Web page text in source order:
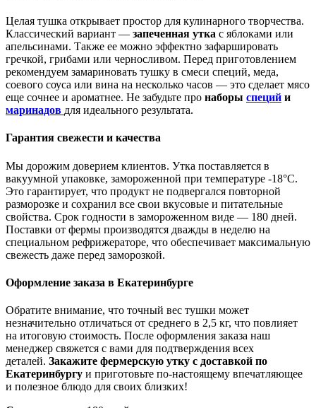
Целая тушка открывает простор для кулинарного творчества.
Классический вариант — запеченная утка с яблоками или
апельсинами. Также ее можно эффектно зафаршировать
гречкой, грибами или черносливом. Перед приготовлением
рекомендуем замариновать тушку в смеси специй, меда,
соевого соуса или вина на несколько часов — это сделает мясо
еще сочнее и ароматнее. Не забудьте про наборы специй и
маринадов для идеального результата.
Гарантия свежести и качества
Мы дорожим доверием клиентов. Утка поставляется в
вакуумной упаковке, замороженной при температуре -18°C.
Это гарантирует, что продукт не подвергался повторной
разморозке и сохранил все свои вкусовые и питательные
свойства. Срок годности в замороженном виде — 180 дней.
Поставки от фермы производятся дважды в неделю на
специальном рефрижераторе, что обеспечивает максимальную
свежесть даже перед заморозкой.
Оформление заказа в Екатеринбурге
Обратите внимание, что точный вес тушки может
незначительно отличаться от среднего в 2,5 кг, что повлияет
на итоговую стоимость. После оформления заказа наш
менеджер свяжется с вами для подтверждения всех
деталей. Закажите фермерскую утку с доставкой по
Екатеринбургу и приготовьте по-настоящему впечатляющее
и полезное блюдо для своих близких!